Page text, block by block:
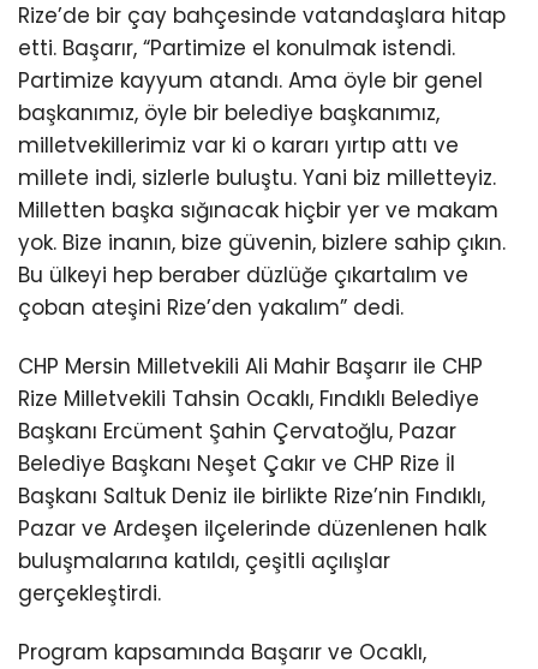
Rize’de bir çay bahçesinde vatandaşlara hitap
etti. Başarır, “Partimize el konulmak istendi.
Partimize kayyum atandı. Ama öyle bir genel
başkanımız, öyle bir belediye başkanımız,
milletvekillerimiz var ki o kararı yırtıp attı ve
millete indi, sizlerle buluştu. Yani biz milletteyiz.
Milletten başka sığınacak hiçbir yer ve makam
yok. Bize inanın, bize güvenin, bizlere sahip çıkın.
Bu ülkeyi hep beraber düzlüğe çıkartalım ve
çoban ateşini Rize’den yakalım” dedi.
CHP Mersin Milletvekili Ali Mahir Başarır ile CHP
Rize Milletvekili Tahsin Ocaklı, Fındıklı Belediye
Başkanı Ercüment Şahin Çervatoğlu, Pazar
Belediye Başkanı Neşet Çakır ve CHP Rize İl
Başkanı Saltuk Deniz ile birlikte Rize’nin Fındıklı,
Pazar ve Ardeşen ilçelerinde düzenlenen halk
buluşmalarına katıldı, çeşitli açılışlar
gerçekleştirdi.
Program kapsamında Başarır ve Ocaklı,